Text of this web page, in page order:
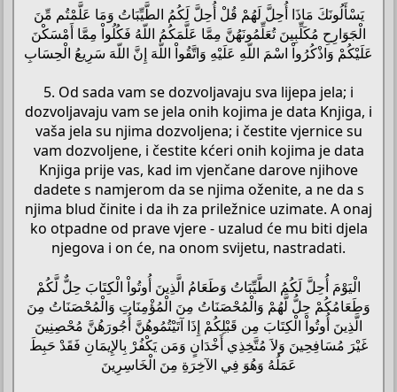
يَسْأَلُونَكَ مَاذَا أُحِلَّ لَهُمْ قُلْ أُحِلَّ لَكُمُ الطَّيِّبَاتُ وَمَا عَلَّمْتُم مِّنَ
الْجَوَارِحِ مُكَلِّبِينَ تُعَلِّمُونَهُنَّ مِمَّا عَلَّمَكُمُ اللّهُ فَكُلُواْ مِمَّا أَمْسَكْنَ
عَلَيْكُمْ وَاذْكُرُواْ اسْمَ اللّهِ عَلَيْهِ وَاتَّقُواْ اللّهَ إِنَّ اللّهَ سَرِيعُ الْحِسَابِ
5. Od sada vam se dozvoljavaju sva lijepa jela; i
dozvoljavaju vam se jela onih kojima je data Knjiga, i
vaša jela su njima dozvoljena; i čestite vjernice su
vam dozvoljene, i čestite kćeri onih kojima je data
Knjiga prije vas, kad im vjenčane darove njihove
dadete s namjerom da se njima oženite, a ne da s
njima blud činite i da ih za priležnice uzimate. A onaj
ko otpadne od prave vjere - uzalud će mu biti djela
njegova i on će, na onom svijetu, nastradati.
الْيَوْمَ أُحِلَّ لَكُمُ الطَّيِّبَاتُ وَطَعَامُ الَّذِينَ أُوتُواْ الْكِتَابَ حِلٌّ لَّكُمْ
وَطَعَامُكُمْ حِلُّ لَّهُمْ وَالْمُحْصَنَاتُ مِنَ الْمُؤْمِنَاتِ وَالْمُحْصَنَاتُ مِنَ
الَّذِينَ أُوتُواْ الْكِتَابَ مِن قَبْلِكُمْ إِذَا آتَيْتُمُوهُنَّ أُجُورَهُنَّ مُحْصِنِينَ
غَيْرَ مُسَافِحِينَ وَلاَ مُتَّخِذِي أَخْدَانٍ وَمَن يَكْفُرْ بِالإِيمَانِ فَقَدْ حَبِطَ
عَمَلُهُ وَهُوَ فِي الآخِرَةِ مِنَ الْخَاسِرِينَ